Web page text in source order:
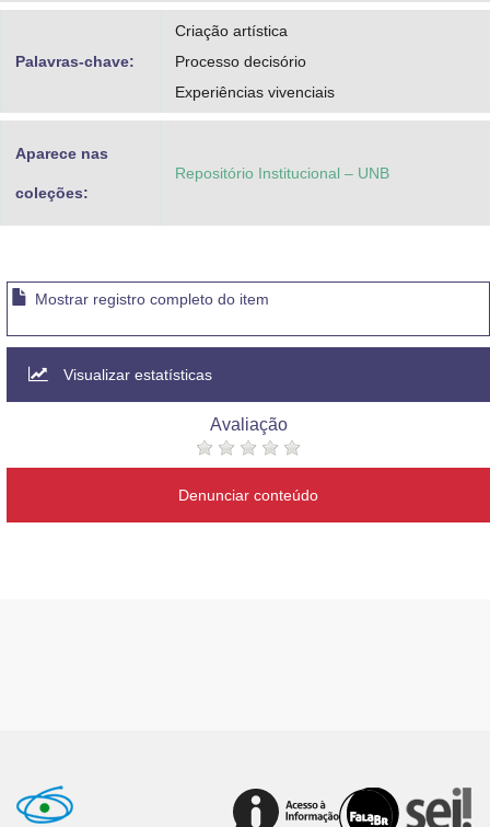
Palavras-chave:
Criação artística
Processo decisório
Experiências vivenciais
Aparece nas
coleções:
Repositório Institucional – UNB
Mostrar registro completo do item
Visualizar estatísticas
Avaliação
Denunciar conteúdo